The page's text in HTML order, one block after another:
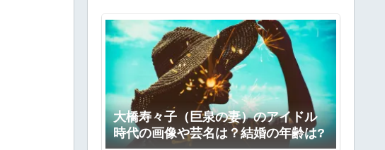
大橋寿々子（巨泉の妻）のアイドル
時代の画像や芸名は？結婚の年齢は?